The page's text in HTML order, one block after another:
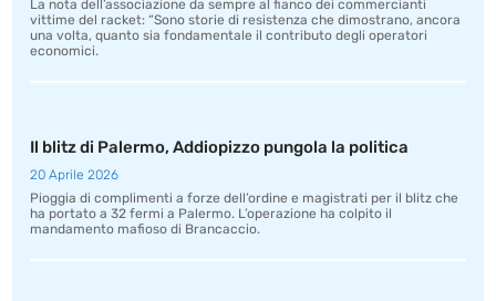
La nota dell’associazione da sempre al fianco dei commercianti
vittime del racket: “Sono storie di resistenza che dimostrano, ancora
una volta, quanto sia fondamentale il contributo degli operatori
economici.
Il blitz di Palermo, Addiopizzo pungola la politica
20 Aprile 2026
Pioggia di complimenti a forze dell’ordine e magistrati per il blitz che
ha portato a 32 fermi a Palermo. L’operazione ha colpito il
mandamento mafioso di Brancaccio.